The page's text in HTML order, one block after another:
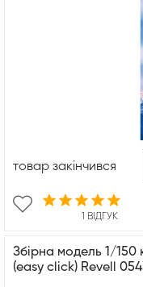
1 ВІДГУК
товар закінчився
Збірна модель 1/
(easy click) Revell